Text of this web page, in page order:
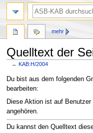
Quelltext der
← KAB:H/2004
Zur
Navigation
springen
Zur
Suche
springen
Du bist aus dem folgenden
bearbeiten:
Diese Aktion ist auf Benutzer
angehören.
Du kannst den Quelltext
mehr